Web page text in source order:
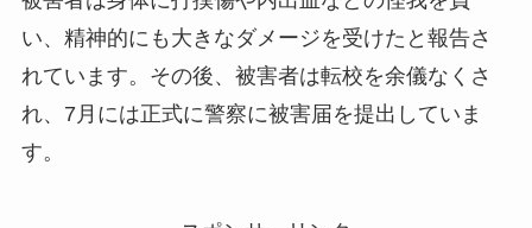
い、精神的にも大きなダメージを受けたと報告さ
れています。その後、被害者は転校を余儀なくさ
れ、7月には正式に警察に被害届を提出していま
す。